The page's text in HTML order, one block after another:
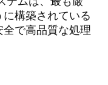
構築されている
で高品質な処理